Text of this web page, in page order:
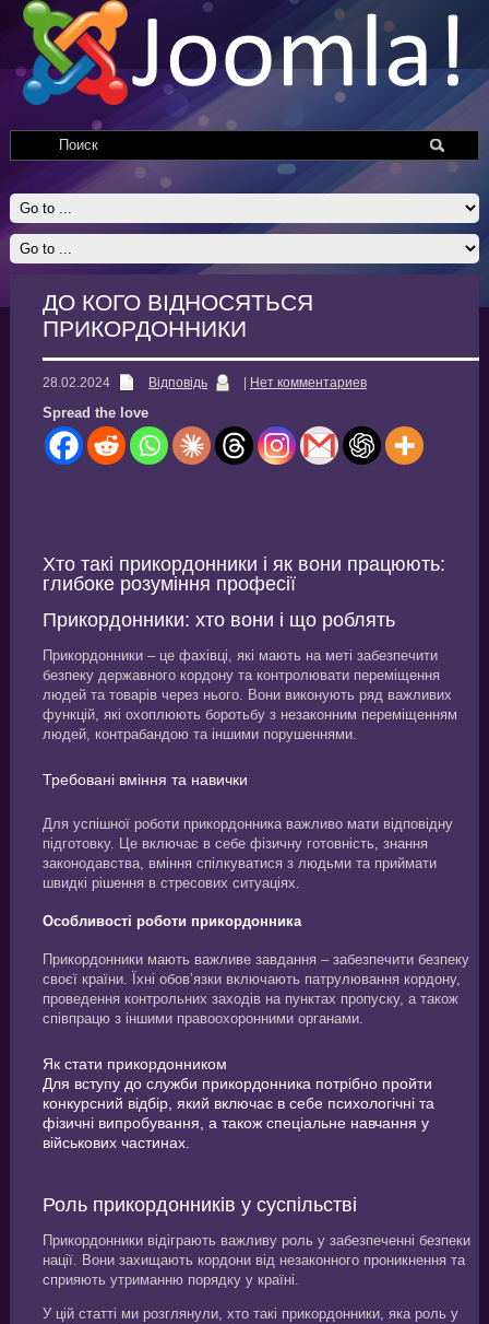
ДО КОГО ВІДНОСЯТЬСЯ
ПРИКОРДОННИКИ
28.02.2024 Відповідь Нет комментариев
Spread the love
Хто такі прикордонники і як вони працюють:
глибоке розуміння професії
Прикордонники: хто вони і що роблять
Прикордонники – це фахівці, які мають на меті забезпечити
безпеку державного кордону та контролювати переміщення
людей та товарів через нього. Вони виконують ряд важливих
функцій, які охоплюють боротьбу з незаконним переміщенням
людей, контрабандою та іншими порушеннями.
Требовані вміння та навички
Для успішної роботи прикордонника важливо мати відповідну
підготовку. Це включає в себе фізичну готовність, знання
законодавства, вміння спілкуватися з людьми та приймати
швидкі рішення в стресових ситуаціях.
Особливості роботи прикордонника
Прикордонники мають важливе завдання – забезпечити безпеку
своєї країни. Їхні обов’язки включають патрулювання кордону,
проведення контрольних заходів на пунктах пропуску, а також
співпрацю з іншими правоохоронними органами.
Як стати прикордонником
Для вступу до служби прикордонника потрібно пройти
конкурсний відбір, який включає в себе психологічні та
фізичні випробування, а також спеціальне навчання у
військових частинах.
Роль прикордонників у суспільстві
Прикордонники відіграють важливу роль у забезпеченні безпеки
нації. Вони захищають кордони від незаконного проникнення та
сприяють утриманню порядку у країні.
У цій статті ми розглянули, хто такі прикордонники, яка роль у